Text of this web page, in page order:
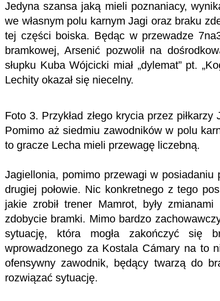
Jedyna szansa jaką mieli poznaniacy,
we własnym polu karnym Jagi oraz braku
tej części boiska. Będąc w przewadze
bramkowej, Arsenić pozwolił na
słupku Kuba Wójcicki miał „dylemat” pt.
Lechity okazał się niecelny.
Foto 3. Przykład złego krycia przez
Pomimo aż siedmiu zawodników w polu
to gracze Lecha mieli przewagę liczebną.
Jagiellonia, pomimo przewagi w posiadaniu
drugiej połowie. Nic konkretnego z tego
jakie zrobił trener Mamrot, były
zdobycie bramki. Mimo bardzo
sytuację, która mogła zakończyć się
wprowadzonego za Kostala Cámary na to
ofensywny zawodnik, będący twarzą do
rozwiązać sytuację.